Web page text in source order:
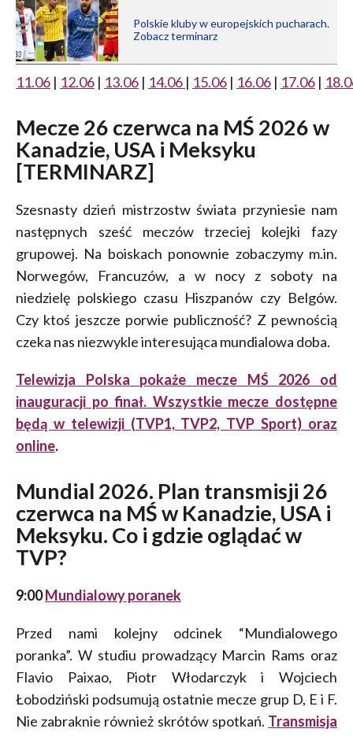
Polskie kluby w europejskich pucharach.
Zobacz terminarz
11.06 | 12.06 | 13.06 | 14.06 | 15.06 | 16.06 | 17.06 |
Mecze 26 czerwca na MŚ 2026 w
Kanadzie, USA i Meksyku
[TERMINARZ]
Szesnasty dzień mistrzostw świata przyniesie nam
następnych sześć meczów trzeciej kolejki fazy
grupowej. Na boiskach ponownie zobaczymy m.in.
Norwegów, Francuzów, a w nocy z soboty na
niedzielę polskiego czasu Hiszpanów czy Belgów.
Czy ktoś jeszcze porwie publiczność? Z pewnością
czeka nas niezwykle interesująca mundialowa doba.
Telewizja Polska pokaże mecze MŚ 2026 od
inauguracji po finał. Wszystkie mecze dostępne
będą w telewizji (TVP1, TVP2, TVP Sport) oraz
online.
Mundial 2026. Plan transmisji 26
czerwca na MŚ w Kanadzie, USA i
Meksyku. Co i gdzie oglądać w
TVP?
9:00Mundialowy poranek
Przed nami kolejny odcinek “Mundialowego
poranka”. W studiu prowadzący Marcin Rams oraz
Flavio Paixao, Piotr Włodarczyk i Wojciech
Łobodziński podsumują ostatnie mecze grup D, E i F.
Nie zabraknie również skrótów spotkań. Transmisja